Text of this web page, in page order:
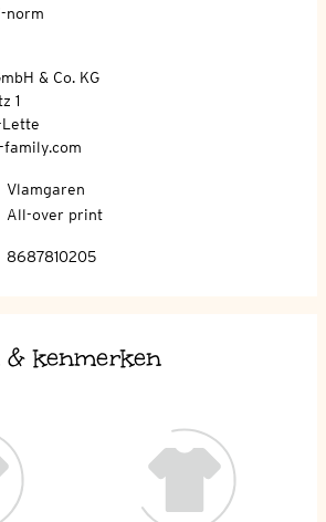
norm
& Co. KG
1
Vlamgaren
All-over print
8687810205
kenmerken